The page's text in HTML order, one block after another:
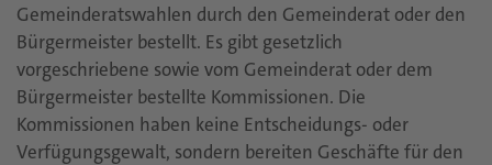
Gemeinderatswahlen durch den Gemeinderat oder den
Bürgermeister bestellt. Es gibt gesetzlich
vorgeschriebene sowie vom Gemeinderat oder dem
Bürgermeister bestellte Kommissionen. Die
Kommissionen haben keine Entscheidungs- oder
Verfügungsgewalt, sondern bereiten Geschäfte für den